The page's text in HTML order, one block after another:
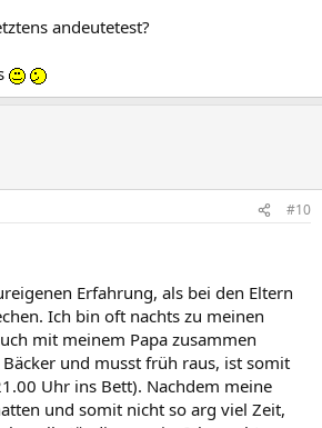
andeutetest?
#10
Erfahrung, als bei den Eltern
Ich bin oft nachts zu meinen
mit meinem Papa zusammen
und musst früh raus, ist somit
Uhr ins Bett). Nachdem meine
und somit nicht so arg viel Zeit,